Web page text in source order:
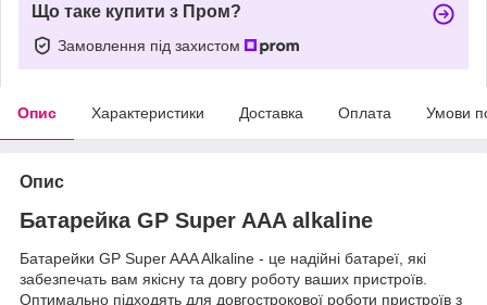
Що таке купити з Пром?
Замовлення під захистом
Опис Характеристики Доставка Оплата Умови
Опис
Батарейка GP Super AAA alkaline
Батарейки GP Super AAA Alkaline - це надійні батареї, які
забезпечать вам якісну та довгу роботу ваших пристроїв.
Оптимально підходять для довгострокової роботи пристроїв з